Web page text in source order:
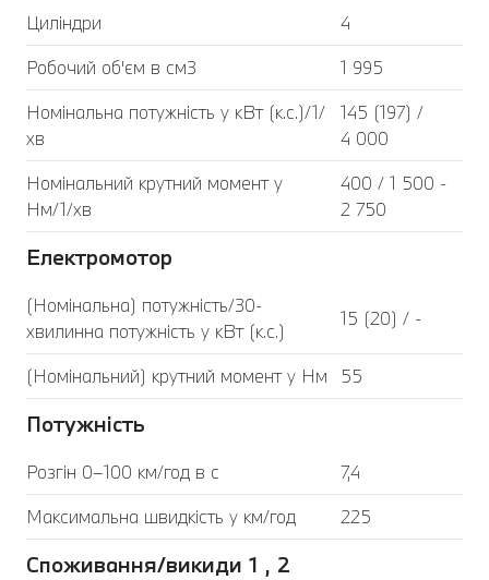
Циліндри
4
Робочий об'єм в см3
1 995
Номінальна потужність у кВт (к.с.)/1/
хв
145 (197) /
4 000
Номінальний крутний момент у
Нм/1/хв
400 / 1 500 -
2 750
Електромотор
(Номінальна) потужність/30-
хвилинна потужність у кВт (к.с.)
15 (20) / -
(Номінальний) крутний момент у Нм 55
Потужність
Розгін 0–100 км/год в с
7,4
Максимальна швидкість у км/год
225
Споживання/викиди 1 , 2